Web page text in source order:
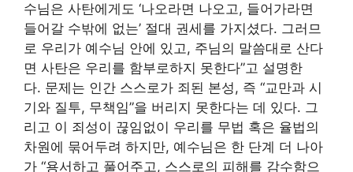
수님은 사탄에게도 ‘나오라면 나오고, 들어가라면
들어갈 수밖에 없는’ 절대 권세를 가지셨다. 그러므
로 우리가 예수님 안에 있고, 주님의 말씀대로 산다
면 사탄은 우리를 함부로하지 못한다”고 설명한
다. 문제는 인간 스스로가 죄된 본성, 즉 “교만과 시
기와 질투, 무책임”을 버리지 못한다는 데 있다. 그
리고 이 죄성이 끊임없이 우리를 무법 혹은 율법의
차원에 묶어두려 하지만, 예수님은 한 단계 더 나아
가 “용서하고 풀어주고, 스스로의 피해를 감수함으